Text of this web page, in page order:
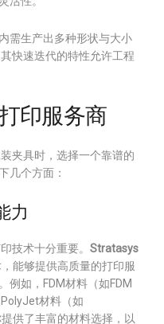
需生产出多种形状与大小
快速迭代的特性允许工程
印服务商
夹具时，选择一个靠谱的
几个方面：
力
技术十分重要。 Stratasys
能够提供高质量的打印服
例如，FDM材料（如FDM
材料（如
供了丰富的材料选择，以